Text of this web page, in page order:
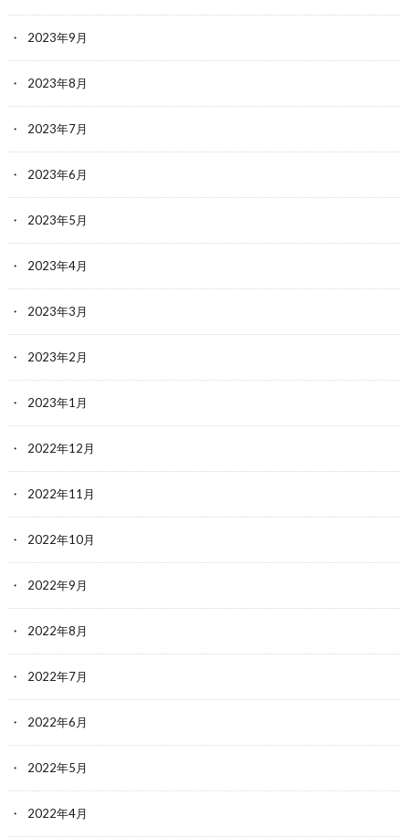
2023年9月
2023年8月
2023年7月
2023年6月
2023年5月
2023年4月
2023年3月
2023年2月
2023年1月
2022年12月
2022年11月
2022年10月
2022年9月
2022年8月
2022年7月
2022年6月
2022年5月
2022年4月